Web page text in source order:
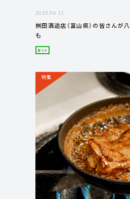
2023.06.11
桝田酒造店（富山県）の皆さんが
も
暮らす
特集